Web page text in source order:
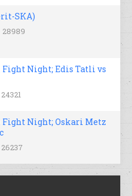
SKA)
28989
Fight Night; Edis Tatli vs
24321
Fight Night; Oskari Metz
26237